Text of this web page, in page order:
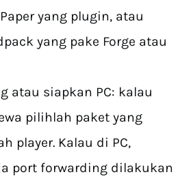
yang plugin, atau
yang pake Forge atau
atau siapkan PC: kalau
pilihlah paket yang
player. Kalau di PC,
port forwarding dilakukan